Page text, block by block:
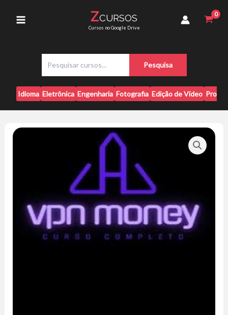
Menu
ZCURSOS
Cursos no Google Drive
s
q
u
i
a
r
Pesquisa
Idioma Eletrônica Engenharia Fotografia Edição de Vídeo
Marcel